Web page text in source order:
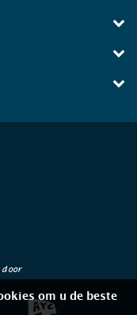
door
om u de beste